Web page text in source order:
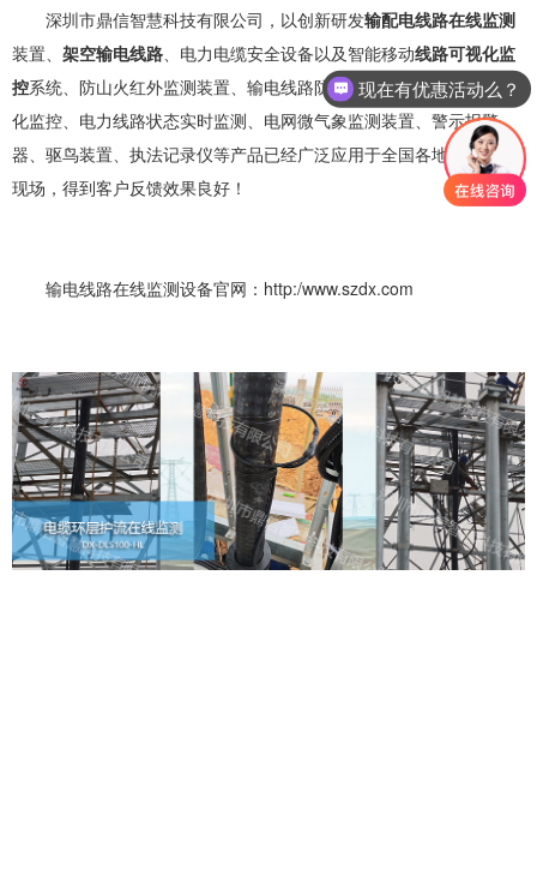
深圳市鼎信智慧科技有限公司，以创新研发输配电线路在线监测
装置、 架空输电线路 、电力电缆安全设备以及智能移动线路可视化监
控系统、防山火红外监测装置、输电线路防外破告警装置、线路可视
化监控、电力线路状态实时监测、电网微气象监测装置、警示报警
器、驱鸟装置、执法记录仪等产品已经广泛应用于全国各地电力相关
现场，得到客户反馈效果良好！
输电线路在线监测设备官网：http:/www.szdx.com
可以介绍下你们的产品么？
现在有优惠活动么？